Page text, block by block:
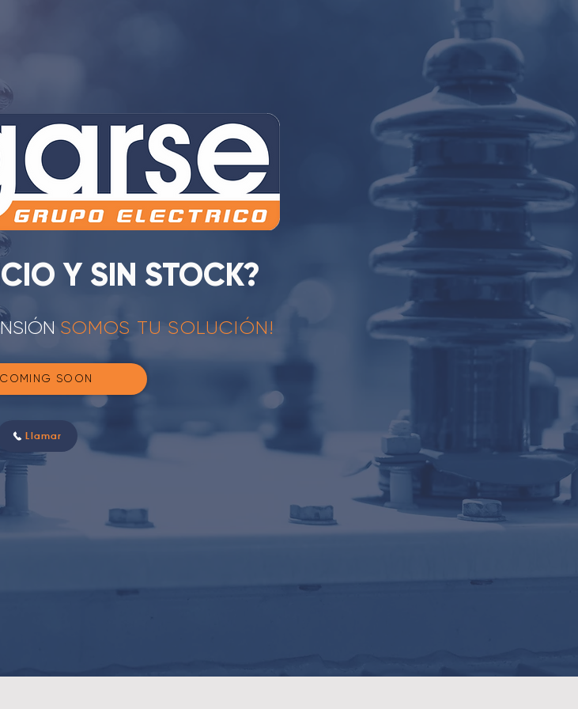
Y SIN STOCK?
SOMOS TU SOLUCIÓN!
COMING SOON
Llamar